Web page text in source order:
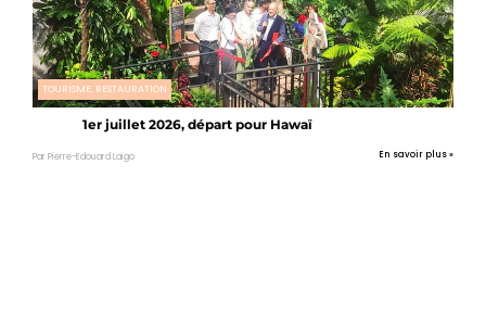
TOURISME, RESTAURATION
1er juillet 2026, départ pour Hawaï
Par Pierre-Edouard Laigo En savoir plus »